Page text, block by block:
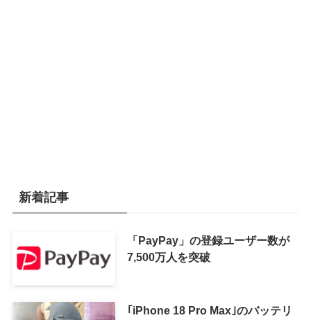
新着記事
「PayPay」の登録ユーザー数が
7,500万人を突破
｢iPhone 18 Pro Max｣のバッテリ